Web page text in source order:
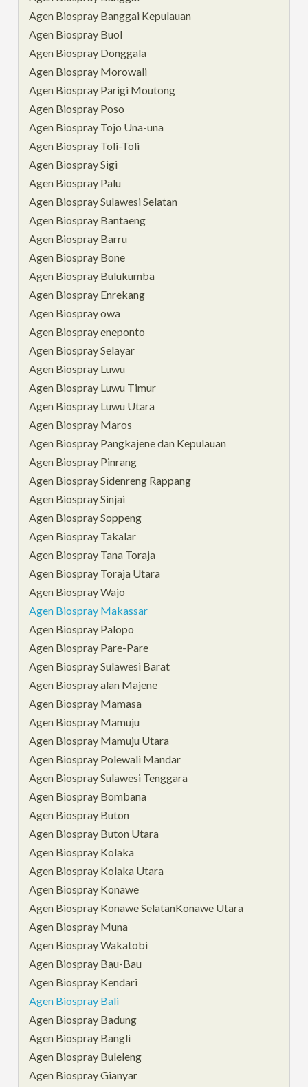
Agen Biospray Banggai Kepulauan
Agen Biospray Buol
Agen Biospray Donggala
Agen Biospray Morowali
Agen Biospray Parigi Moutong
Agen Biospray Poso
Agen Biospray Tojo Una-una
Agen Biospray Toli-Toli
Agen Biospray Sigi
Agen Biospray Palu
Agen Biospray Sulawesi Selatan
Agen Biospray Bantaeng
Agen Biospray Barru
Agen Biospray Bone
Agen Biospray Bulukumba
Agen Biospray Enrekang
Agen Biospray owa
Agen Biospray eneponto
Agen Biospray Selayar
Agen Biospray Luwu
Agen Biospray Luwu Timur
Agen Biospray Luwu Utara
Agen Biospray Maros
Agen Biospray Pangkajene dan Kepulauan
Agen Biospray Pinrang
Agen Biospray Sidenreng Rappang
Agen Biospray Sinjai
Agen Biospray Soppeng
Agen Biospray Takalar
Agen Biospray Tana Toraja
Agen Biospray Toraja Utara
Agen Biospray Wajo
Agen Biospray Makassar
Agen Biospray Palopo
Agen Biospray Pare-Pare
Agen Biospray Sulawesi Barat
Agen Biospray alan Majene
Agen Biospray Mamasa
Agen Biospray Mamuju
Agen Biospray Mamuju Utara
Agen Biospray Polewali Mandar
Agen Biospray Sulawesi Tenggara
Agen Biospray Bombana
Agen Biospray Buton
Agen Biospray Buton Utara
Agen Biospray Kolaka
Agen Biospray Kolaka Utara
Agen Biospray Konawe
Agen Biospray Konawe SelatanKonawe Utara
Agen Biospray Muna
Agen Biospray Wakatobi
Agen Biospray Bau-Bau
Agen Biospray Kendari
Agen Biospray Bali
Agen Biospray Badung
Agen Biospray Bangli
Agen Biospray Buleleng
Agen Biospray Gianyar